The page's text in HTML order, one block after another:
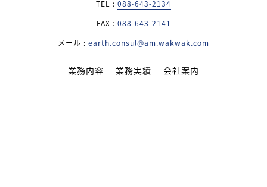
TEL : 088-643-2134
FAX : 088-643-2141
メール : earth.consul@am.wakwak.com
業務内容 業務実績 会社案内